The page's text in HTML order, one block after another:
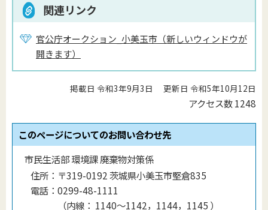
関連リンク
官公庁オークション_小美玉市（新しいウィンドウが
開きます）
掲載日 令和3年9月3日 更新日 令和5年10月12日
アクセス数1248
このページについてのお問い合わせ先
市民生活部 環境課 廃棄物対策係
住所： 〒319-0192 茨城県小美玉市堅倉835
電話： 0299-48-1111
（内線 ： 1140〜1142，1144，1145 ）